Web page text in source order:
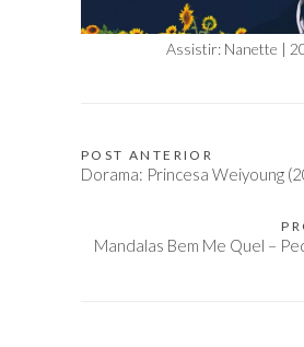
Assistir: Nanette |
Navegação
Post
POST ANTERIOR
Dorama: Princesa Weiyoung
Mandalas Bem Me Quel –